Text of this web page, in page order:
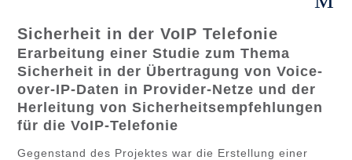
Sicherheit in der VoIP Telefonie
Erarbeitung einer Studie zum Thema
Sicherheit in der Übertragung von Voice-
over-IP-Daten in Provider-Netze und der
Herleitung von Sicherheitsempfehlungen
für die VoIP-Telefonie
Gegenstand des Projektes war die Erstellung einer